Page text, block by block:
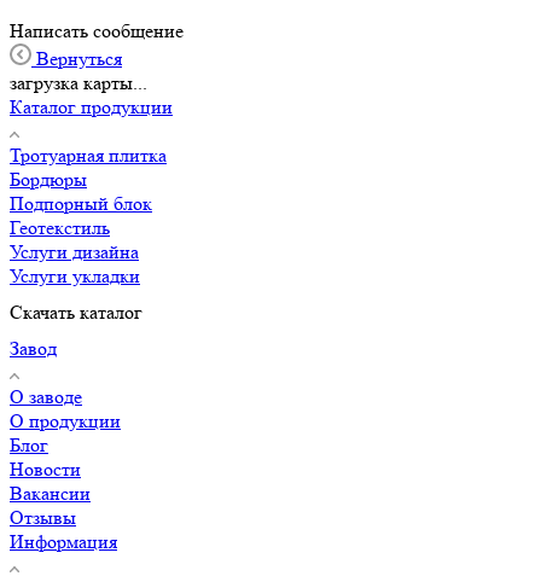
Написать сообщение
Вернуться
загрузка карты...
Каталог продукции
Тротуарная плитка
Бордюры
Подпорный блок
Геотекстиль
Услуги дизайна
Услуги укладки
Скачать каталог
Завод
О заводе
О продукции
Блог
Новости
Вакансии
Отзывы
Информация